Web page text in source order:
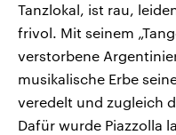
Tanzlokal, ist rau,
frivol. Mit seinem
verstorbene
musikalische Erbe
veredelt und zugleich
Dafür wurde Piazzolla